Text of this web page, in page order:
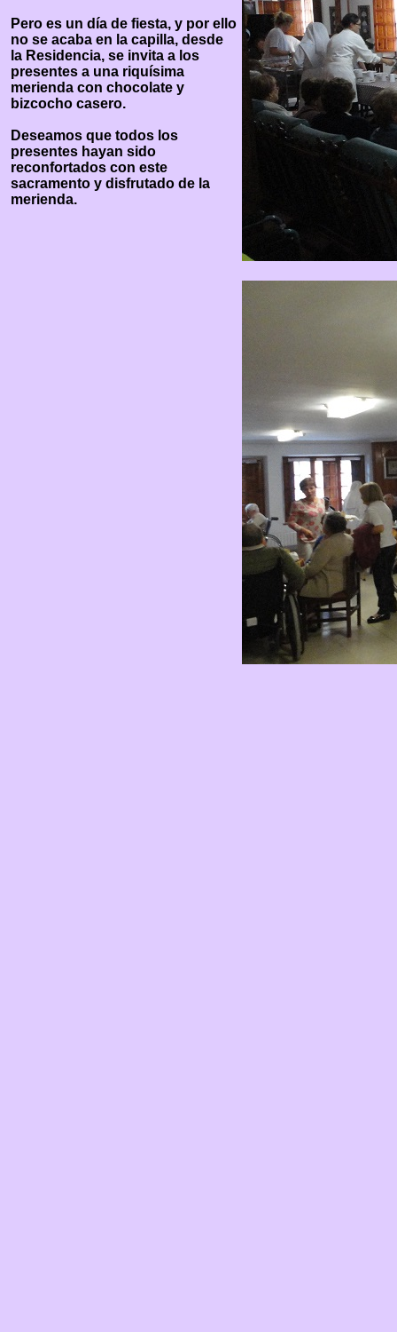
Pero es un día de fiesta, y por ello
no se acaba en la capilla, desde
la Residencia, se invita a los
presentes a una riquísima
merienda con chocolate y
bizcocho casero.
Deseamos que todos los
presentes hayan sido
reconfortados con este
sacramento y disfrutado de la
merienda.